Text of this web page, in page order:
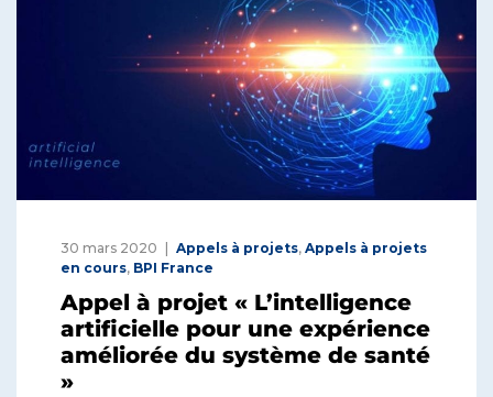
30 mars 2020 Appels à projets, Appels à projets
en cours, BPI France
Appel à projet « L’intelligence
artificielle pour une expérience
améliorée du système de santé
»